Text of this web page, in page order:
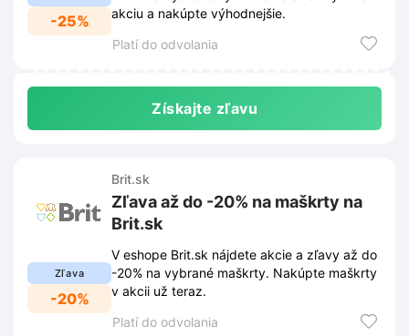
-25%
akciu a nakúpte výhodnejšie.
Platí do odvolania
Získajte zľavu
Zľava
-20%
Brit.sk
Zľava až do -20% na maškrty na
Brit.sk
V eshope Brit.sk nájdete akcie a zľavy až do
-20% na vybrané maškrty. Nakúpte maškrty
v akcii už teraz.
Platí do odvolania